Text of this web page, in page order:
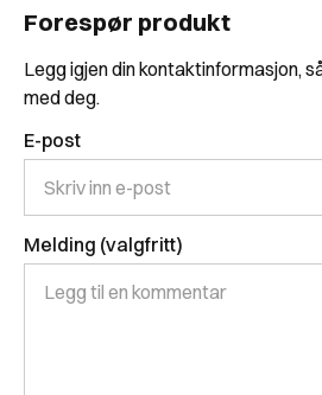
Forespør produkt
Legg igjen din kontaktinformasjon,
med deg.
E-post
Melding (valgfritt)